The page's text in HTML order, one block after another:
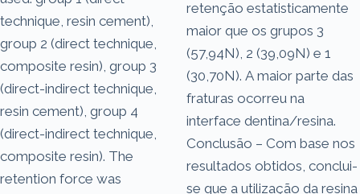
technique, resin cement),
group 2 (direct technique,
composite resin), group 3
(direct-indirect technique,
resin cement), group 4
(direct-indirect technique,
composite resin). The
retention force was
retenção estatisticamente
maior que os grupos 3
(57,94N), 2 (39,09N) e 1
(30,70N). A maior parte das
fraturas ocorreu na
interface dentina/resina.
Conclusão – Com base nos
resultados obtidos, conclui-
se que a utilização da resina